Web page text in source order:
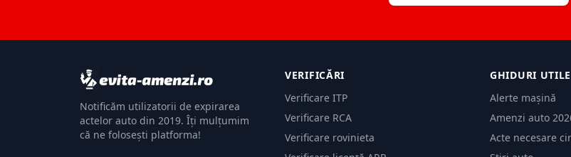
Notificăm utilizatorii de expirarea
actelor auto din 2019. Îți mulțumim
că ne folosești platforma!
VERIFICĂRI
Verificare ITP
Verificare RCA
Verificare rovinieta
GHIDURI UTILE
Alerte mașină
Amenzi auto
Acte necesare